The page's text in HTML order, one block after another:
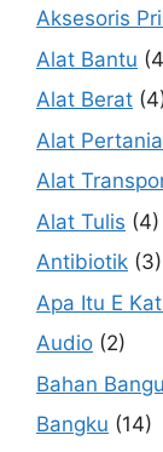
Aksesoris
Alat Bantu
Alat Berat
Alat
Alat
Alat Tulis (4)
Antibiotik (3)
Apa Itu E
Audio (2)
Bahan
Bangku (14)